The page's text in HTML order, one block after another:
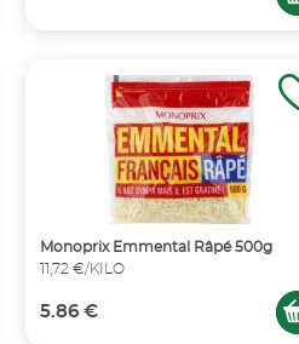
Monoprix Emmental Râpé 500g
11,72 €/KILO
5.86 €